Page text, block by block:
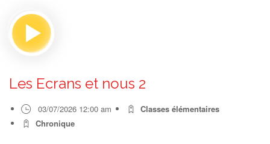
Les Ecrans et nous 2
03/07/2026 12:00 am
Classes élémentaires
Chronique